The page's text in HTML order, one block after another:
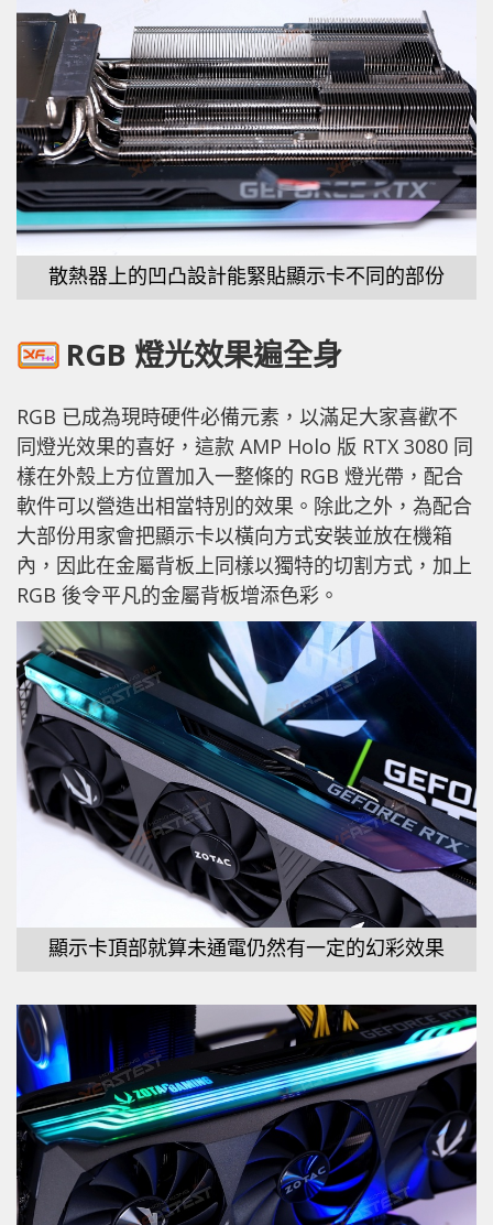
散熱器上的凹凸設計能緊貼顯示卡不同的部份
RGB 燈光效果遍全身
RGB 已成為現時硬件必備元素，以滿足大家喜歡不
同燈光效果的喜好，這款 AMP Holo 版 RTX 3080 同
樣在外殼上方位置加入一整條的 RGB 燈光帶，配合
軟件可以營造出相當特別的效果。除此之外，為配合
大部份用家會把顯示卡以橫向方式安裝並放在機箱
內，因此在金屬背板上同樣以獨特的切割方式，加上
RGB 後令平凡的金屬背板增添色彩。
顯示卡頂部就算未通電仍然有一定的幻彩效果